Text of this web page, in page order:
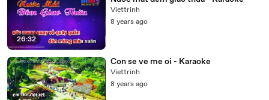
26:32
Viettrinh
8 years ago
Con se ve me oi - Karaoke
Viettrinh
8 years ago